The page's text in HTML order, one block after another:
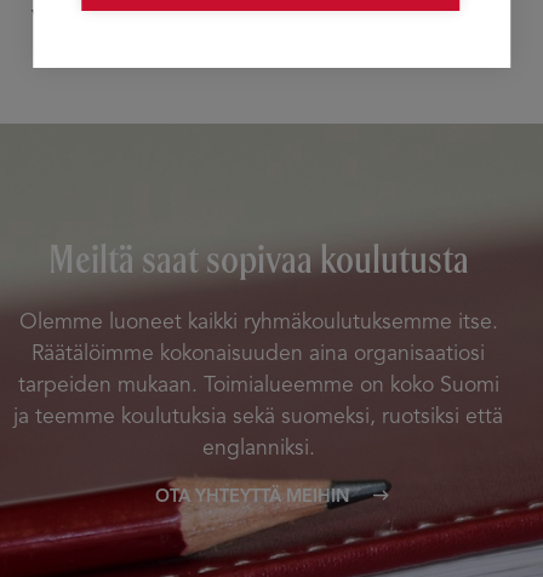
vahvuuspohjaisia organisaatioita
Meiltä saat sopivaa koulutusta
Olemme luoneet kaikki ryhmäkoulutuksemme itse.
Räätälöimme kokonaisuuden aina organisaatiosi
tarpeiden mukaan. Toimialueemme on koko Suomi
ja teemme koulutuksia sekä suomeksi, ruotsiksi että
englanniksi.
OTA YHTEYTTÄ MEIHIN